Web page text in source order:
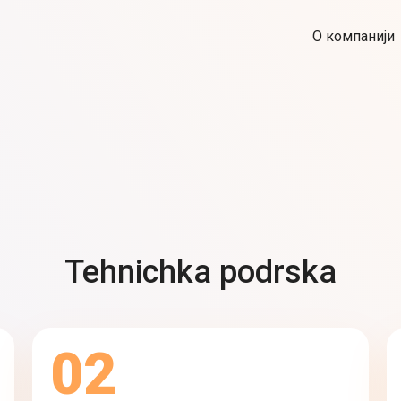
О компанији
Tehnichka podrska
02